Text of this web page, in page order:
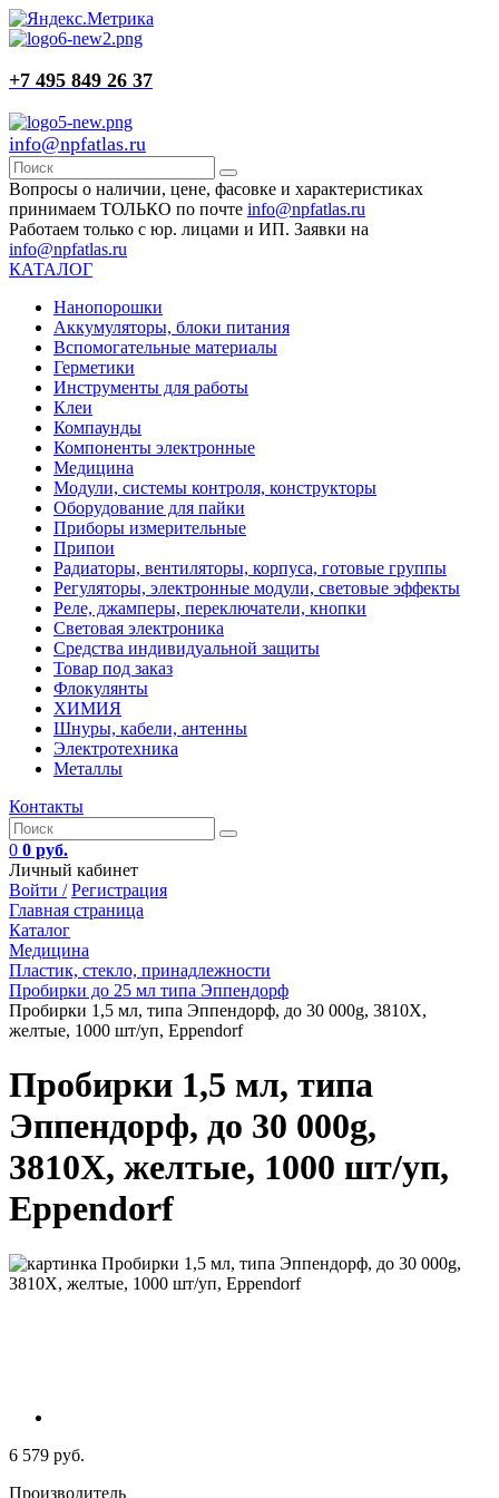
+7 495 849 26 37
info@npfatlas.ru
Вопросы о наличии, цене, фасовке и характеристиках
принимаем ТОЛЬКО по почте info@npfatlas.ru
Работаем только с юр. лицами и ИП. Заявки на
info@npfatlas.ru
КАТАЛОГ
Нанопорошки
Аккумуляторы, блоки питания
Вспомогательные материалы
Герметики
Инструменты для работы
Клеи
Компаунды
Компоненты электронные
Медицина
Модули, системы контроля, конструкторы
Оборудование для пайки
Приборы измерительные
Припои
Радиаторы, вентиляторы, корпуса, готовые группы
Регуляторы, электронные модули, световые эффекты
Реле, джамперы, переключатели, кнопки
Световая электроника
Средства индивидуальной защиты
Товар под заказ
Флокулянты
ХИМИЯ
Шнуры, кабели, антенны
Электротехника
Металлы
Контакты
0 0 руб.
Личный кабинет
Войти / Регистрация
Главная страница
Каталог
Медицина
Пластик, стекло, принадлежности
Пробирки до 25 мл типа Эппендорф
Пробирки 1,5 мл, типа Эппендорф, до 30 000g, 3810Х,
желтые, 1000 шт/уп, Eppendorf
Пробирки 1,5 мл, типа
Эппендорф, до 30 000g,
3810Х, желтые, 1000 шт/уп,
Eppendorf
6 579 руб.
Производитель